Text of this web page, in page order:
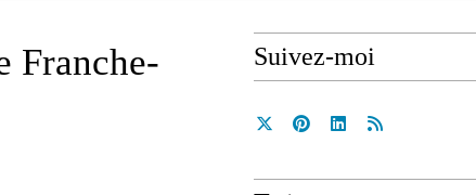
Franche-
Suivez-moi